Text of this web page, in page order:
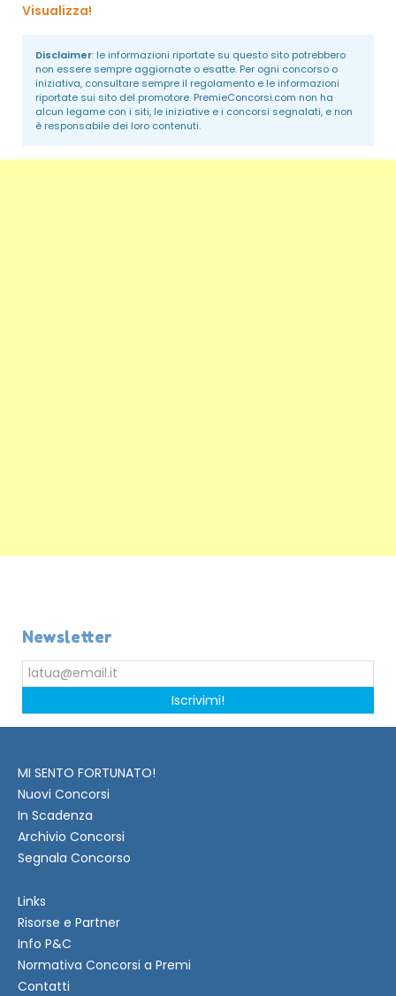
Visualizza!
Disclaimer: le informazioni riportate su questo sito potrebbero
non essere sempre aggiornate o esatte. Per ogni concorso o
iniziativa, consultare sempre il regolamento e le informazioni
riportate sui sito del promotore. PremieConcorsi.com non ha
alcun legame con i siti, le iniziative e i concorsi segnalati, e non
è responsabile dei loro contenuti.
Newsletter
Iscrivimi!
MI SENTO FORTUNATO!
Nuovi Concorsi
In Scadenza
Archivio Concorsi
Segnala Concorso
Links
Risorse e Partner
Info P&C
Normativa Concorsi a Premi
Contatti